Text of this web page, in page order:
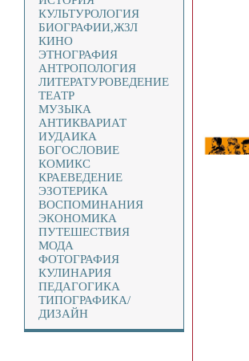
КУЛЬТУРОЛОГИЯ
БИОГРАФИИ,ЖЗЛ
КИНО
ЭТНОГРАФИЯ
АНТРОПОЛОГИЯ
ЛИТЕРАТУРОВЕДЕНИЕ
ТЕАТР
МУЗЫКА
АНТИКВАРИАТ
ИУДАИКА
БОГОСЛОВИЕ
КОМИКС
КРАЕВЕДЕНИЕ
ЭЗОТЕРИКА
ВОСПОМИНАНИЯ
ЭКОНОМИКА
ПУТЕШЕСТВИЯ
МОДА
ФОТОГРАФИЯ
КУЛИНАРИЯ
ПЕДАГОГИКА
ТИПОГРАФИКА/
ДИЗАЙН